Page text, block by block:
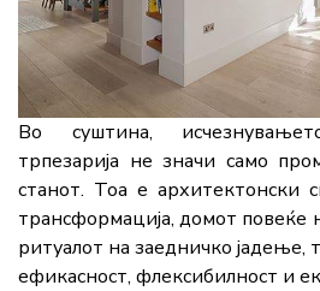
Во суштина,
трпезарија не значи само
станот. Тоа е архитектонски
трансформација, домот повеќе
ритуалот на заедничко јадење,
ефикасност, флексибилност и